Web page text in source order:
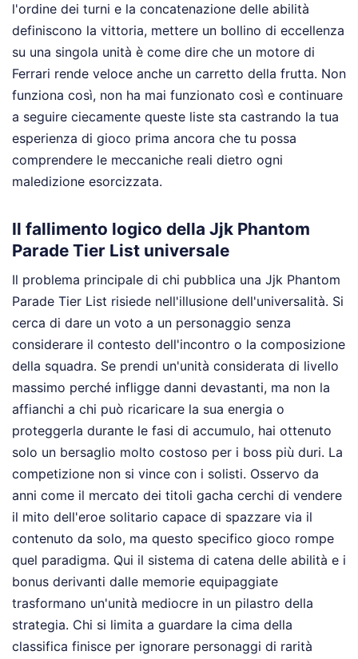
l'ordine dei turni e la concatenazione delle abilità
definiscono la vittoria, mettere un bollino di eccellenza
su una singola unità è come dire che un motore di
Ferrari rende veloce anche un carretto della frutta. Non
funziona così, non ha mai funzionato così e continuare
a seguire ciecamente queste liste sta castrando la tua
esperienza di gioco prima ancora che tu possa
comprendere le meccaniche reali dietro ogni
maledizione esorcizzata.
Il fallimento logico della Jjk Phantom
Parade Tier List universale
Il problema principale di chi pubblica una Jjk Phantom
Parade Tier List risiede nell'illusione dell'universalità. Si
cerca di dare un voto a un personaggio senza
considerare il contesto dell'incontro o la composizione
della squadra. Se prendi un'unità considerata di livello
massimo perché infligge danni devastanti, ma non la
affianchi a chi può ricaricare la sua energia o
proteggerla durante le fasi di accumulo, hai ottenuto
solo un bersaglio molto costoso per i boss più duri. La
competizione non si vince con i solisti. Osservo da
anni come il mercato dei titoli gacha cerchi di vendere
il mito dell'eroe solitario capace di spazzare via il
contenuto da solo, ma questo specifico gioco rompe
quel paradigma. Qui il sistema di catena delle abilità e i
bonus derivanti dalle memorie equipaggiate
trasformano un'unità mediocre in un pilastro della
strategia. Chi si limita a guardare la cima della
classifica finisce per ignorare personaggi di rarità